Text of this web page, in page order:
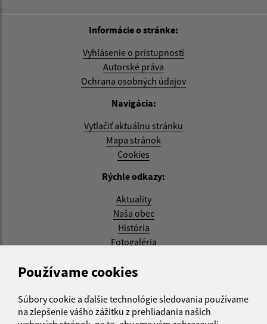
Používame cookies
Súbory cookie a ďalšie technológie sledovania používame
na zlepšenie vášho zážitku z prehliadania našich
Informácie o stránke:
Vyhlásenie o prístupnosti
Autorské práva
Ochrana osobných údajov
Navigácia:
Vytlačiť aktuálnu stránku
Mapa stránok
Cookies
Rýchle odkazy:
Aktuality
Naša obec
História
Fotogaléria
Aktualizované:
RSS